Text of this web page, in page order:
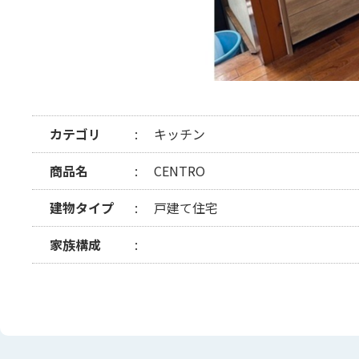
カテゴリ
キッチン
商品名
CENTRO
建物タイプ
戸建て住宅
家族構成